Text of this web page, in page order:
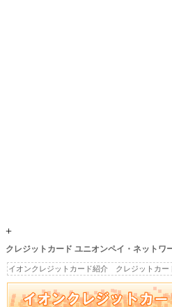
+
クレジットカード ユニオンペイ・ネットワ
イオンクレジットカード紹介 クレジットカ